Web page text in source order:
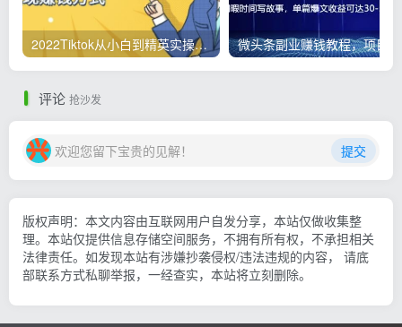
2022Tiktok从小白到精英实操，0-1保姆级实操全程无忧，多种变现赚钱方式
评论 抢沙发
欢迎您留下宝贵的见解！ 提交
版权声明：本文内容由互联网用户自发分享，本站仅做收集整
理。本站仅提供信息存储空间服务，不拥有所有权，不承担相关
法律责任。如发现本站有涉嫌抄袭侵权/违法违规的内容， 请底
部联系方式私聊举报，一经查实，本站将立刻删除。